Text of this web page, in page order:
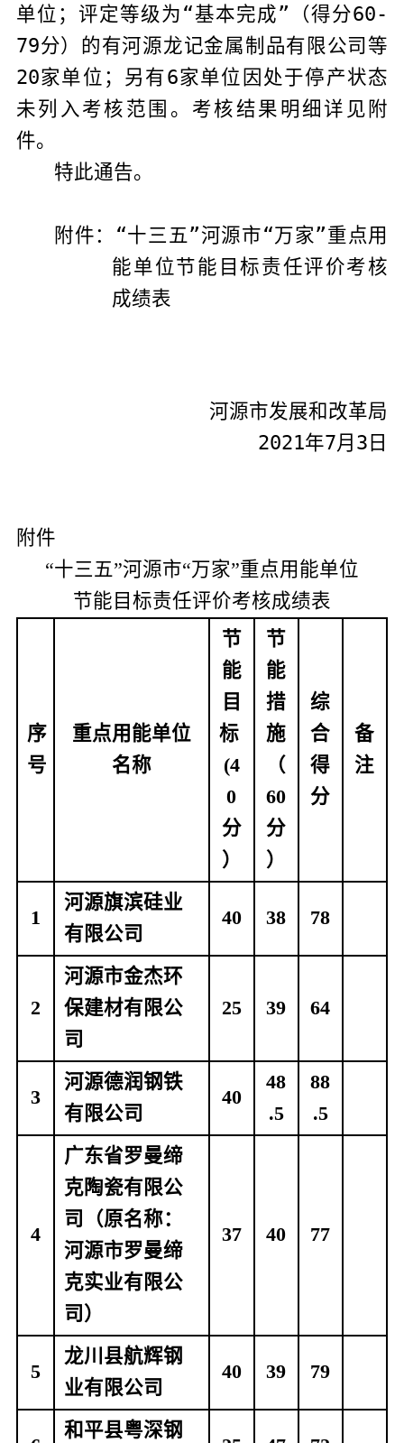
单位；评定等级为“基本完成”（得分60-
79分）的有河源龙记金属制品有限公司等
20家单位 ； 另有6家单位因处于停产状态
未列入考核范围。考核结果明细详见附
件。
特此通告。
附件： “十三五”河源市“万家”重点用
能单位节能目标责任评价考核
成绩表
河源市发展和改革局
2021年7月 3 日
附件
“十三五”河源市“万家”重点用能单位
节能目标责任评价考核成绩表
序
号
重点用能单位
名称
节
能
目
标
(4
0
分
）
节
能
措
施
（
60
分
）
综
合
得
分
备
注
1
河源旗滨硅业
有限公司
40 38 78
2
河源市金杰环
保建材有限公
司
25 39 64
3
河源德润钢铁
有限公司
40
48
.5
88
.5
4
广东省罗曼缔
克陶瓷有限公
司（原名称：
河源市罗曼缔
克实业有限公
司）
37 40 77
5
龙川县航辉钢
业有限公司
40 39 79
和平县粤深钢